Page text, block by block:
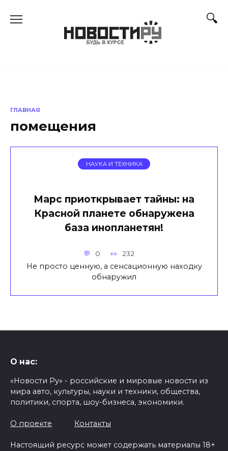
ГЛАВНАЯ
помещения
НАУКА И ТЕХНИКА
Марс приоткрывает тайны: на
Красной планете обнаружена
база инопланетян!
0 232
Не просто ценную, а сенсационную находку
обнаружил
О нас:
«Новости Ру» - российские и мировые новости из
мира авто, культуры, науки и техники, общества,
политики, спорта, шоу-бизнеса, экономики.
О проекте Контакты
Настоящий ресурс может содержать материалы 18+